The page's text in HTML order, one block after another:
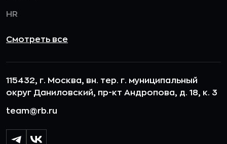
HR
Смотреть все
115432, г. Москва, вн. тер. г. муниципальный
округ Даниловский, пр-кт Андропова, д. 18, к. 3
team@rb.ru